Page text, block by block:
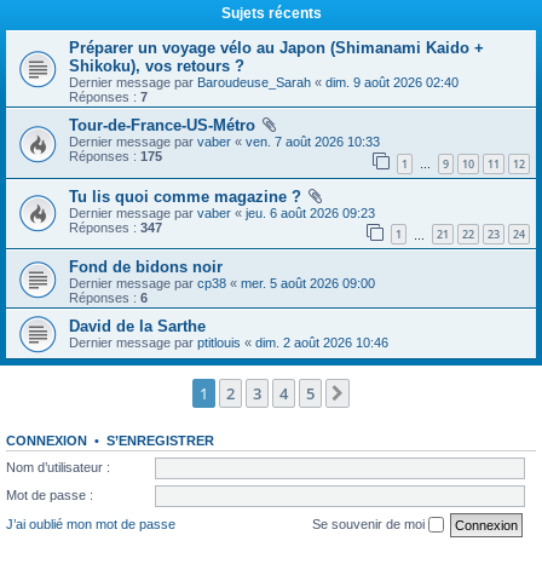
Sujets récents
Préparer un voyage vélo au Japon (Shimanami Kaido +
Shikoku), vos retours ?
Dernier message par Baroudeuse_Sarah « dim. 9 août 2026 02:40
Réponses : 7
Tour-de-France-US-Métro
Dernier message par vaber « ven. 7 août 2026 10:33
Réponses : 175 1 … 9 10 11 12
Tu lis quoi comme magazine ?
Dernier message par vaber « jeu. 6 août 2026 09:23
Réponses : 347 1 21 22 23 24
Fond de bidons noir
Dernier message par cp38 « mer. 5 août 2026 09:00
Réponses : 6
David de la Sarthe
Dernier message par ptitlouis « dim. 2 août 2026 10:46
1 2 3 4 5
CONNEXION • S’ENREGISTRER
Nom d’utilisateur :
Mot de passe :
J’ai oublié mon mot de passe
Se souvenir de moi